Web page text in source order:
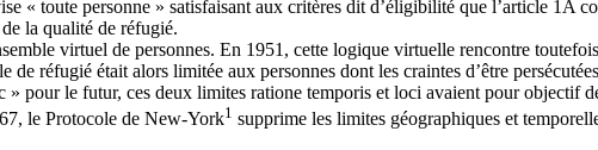
toute personne » satisfaisant aux critères dit d’éligibilité que l’article 1A
la qualité de réfugié.
virtuel de personnes. En 1951, cette logique virtuelle rencontre
réfugié était alors limitée aux personnes dont les craintes d’être
pour le futur, ces deux limites ratione temporis et loci avaient pour objectif
le Protocole de New-York1 supprime les limites géographiques et